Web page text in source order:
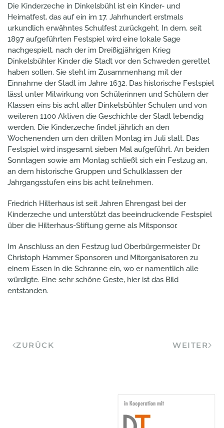
Die Kinderzeche in Dinkelsbühl ist ein Kinder- und
Heimatfest, das auf ein im 17. Jahrhundert erstmals
urkundlich erwähntes Schulfest zurückgeht. In dem, seit
1897 aufgeführten Festspiel wird eine lokale Sage
nachgespielt, nach der im Dreißigjährigen Krieg
Dinkelsbühler Kinder die Stadt vor den Schweden gerettet
haben sollen. Sie steht im Zusammenhang mit der
Einnahme der Stadt im Jahre 1632. Das historische Festspiel
lässt unter Mitwirkung von Schülerinnen und Schülern der
Klassen eins bis acht aller Dinkelsbühler Schulen und von
weiteren 1100 Aktiven die Geschichte der Stadt lebendig
werden. Die Kinderzeche findet jährlich an den
Wochenenden um den dritten Montag im Juli statt. Das
Festspiel wird insgesamt sieben Mal aufgeführt. An beiden
Sonntagen sowie am Montag schließt sich ein Festzug an,
an dem historische Gruppen und Schulklassen der
Jahrgangsstufen eins bis acht teilnehmen.
Friedrich Hilterhaus ist seit Jahren Ehrengast bei der
Kinderzeche und unterstützt das beeindruckende Festspiel
über die Hilterhaus-Stiftung gerne als Mitsponsor.
Im Anschluss an den Festzug lud Oberbürgermeister Dr.
Christoph Hammer Sponsoren und Mitorganisatoren zu
einem Essen in die Schranne ein, wo er namentlich alle
würdigte. Eine sehr schöne Geste, hier ist das Bild
entstanden.
ZURÜCK WEITER